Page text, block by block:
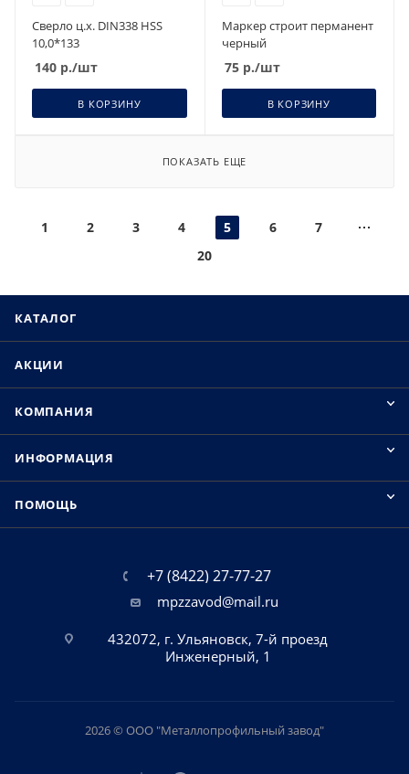
Сверло ц.х. DIN338 НSS
10,0*133
140 р./шт
В КОРЗИНУ
Маркер строит перманент
черный
75р./шт
В КОРЗИНУ
ПОКАЗАТЬ ЕЩЕ
1 2 3 4 5 6
7
20
КАТАЛОГ
АКЦИИ
КОМПАНИЯ
ИНФОРМАЦИЯ
ПОМОЩЬ
+7 (8422) 27-77-27
mpzzavod@mail.ru
432072, г. Ульяновск, 7-й проезд
Инженерный, 1
2026 © ООО "Металлопрофильный завод"